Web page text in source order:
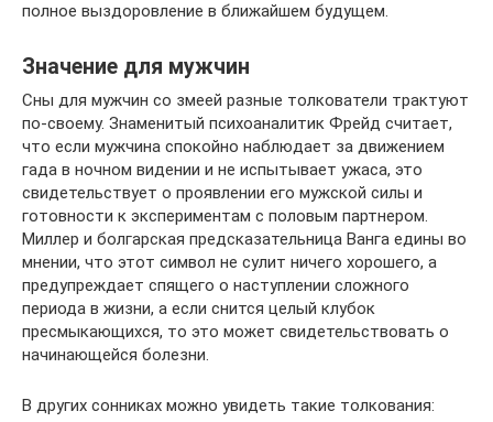
полное выздоровление в ближайшем будущем.
Значение для мужчин
Сны для мужчин со змеей разные толкователи трактуют
по-своему. Знаменитый психоаналитик Фрейд считает,
что если мужчина спокойно наблюдает за движением
гада в ночном видении и не испытывает ужаса, это
свидетельствует о проявлении его мужской силы и
готовности к экспериментам с половым партнером.
Миллер и болгарская предсказательница Ванга едины во
мнении, что этот символ не сулит ничего хорошего, а
предупреждает спящего о наступлении сложного
периода в жизни, а если снится целый клубок
пресмыкающихся, то это может свидетельствовать о
начинающейся болезни.
В других сонниках можно увидеть такие толкования: